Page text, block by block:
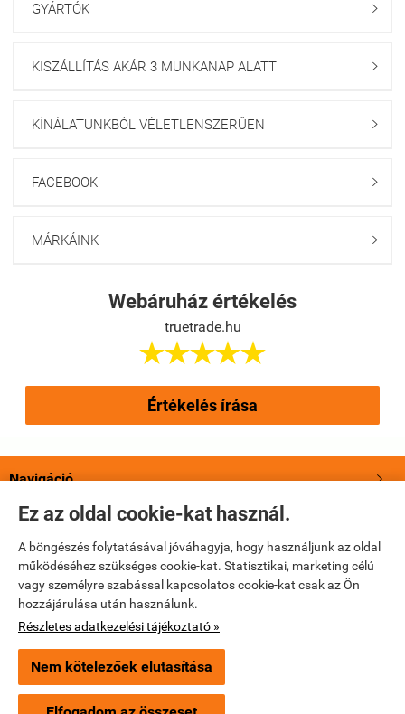
Ez az oldal cookie-kat használ.
A böngészés folytatásával jóváhagyja, hogy használjunk az oldal
működéséhez szükséges cookie-kat. Statisztikai, marketing célú
vagy személyre szabással kapcsolatos cookie-kat csak az Ön
hozzájárulása után használunk.
Részletes adatkezelési tájékoztató »
Nem kötelezőek elutasítása
GYÁRTÓK 
KISZÁLLÍTÁS AKÁR 3 MUNKANAP ALATT 
KÍNÁLATUNKBÓL VÉLETLENSZERŰEN 
FACEBOOK 
MÁRKÁINK 
Webáruház értékelés
truetrade.hu

Értékelés írása
Navigáció 
Saját fiók
Bemutatkozás
Elérhetőségek